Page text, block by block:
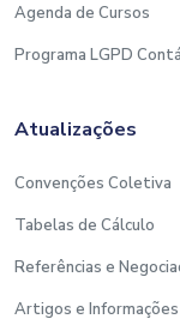
Agenda de Cursos
Programa LGPD
Atualizações
Convenções Coletiva
Tabelas de Cálculo
Referências e
Artigos e Informações